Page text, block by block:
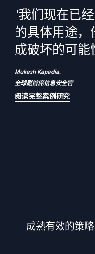
"我们现在已
的具体用途，
成破坏的可能
Mukesh Kapadia,
全球副首席信息安全官
阅读完整案例研究
成熟有效的策略